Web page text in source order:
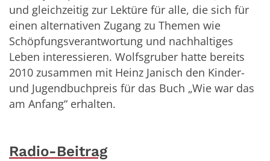
und gleichzeitig zur Lektüre für alle, die sich für
einen alternativen Zugang zu Themen wie
Schöpfungsverantwortung und nachhaltiges
Leben interessieren. Wolfsgruber hatte bereits
2010 zusammen mit Heinz Janisch den Kinder-
und Jugendbuchpreis für das Buch „Wie war das
am Anfang“ erhalten.
Radio-Beitrag